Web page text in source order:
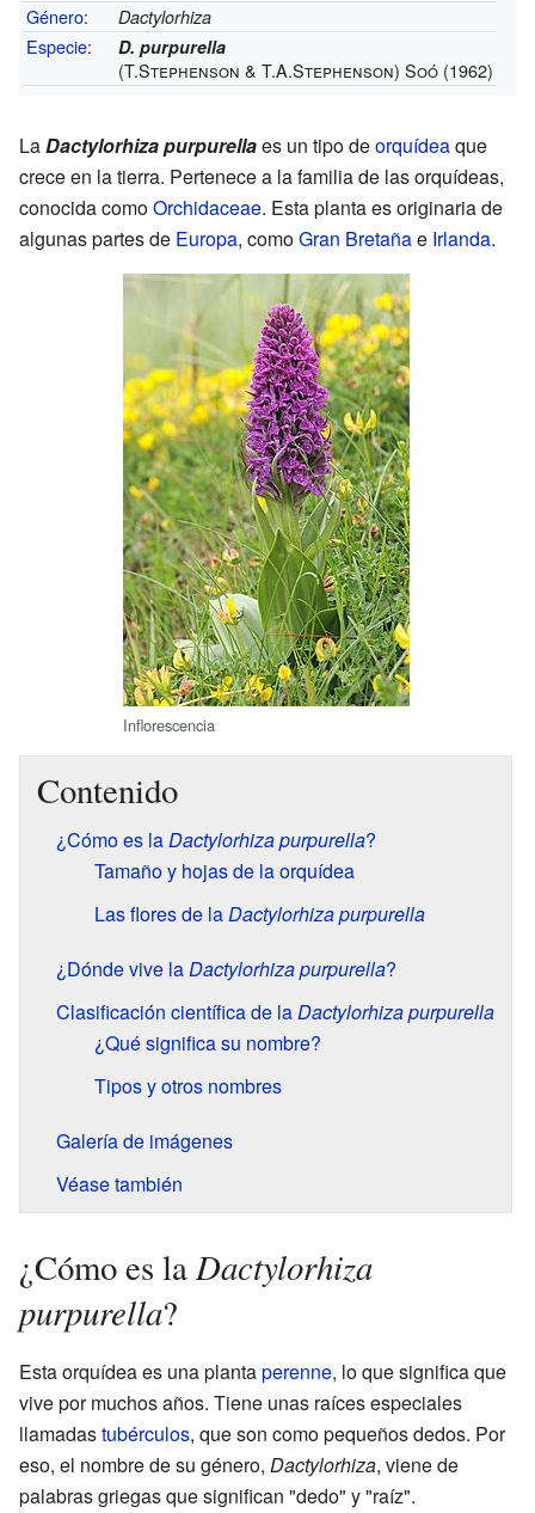
Género: Dactylorhiza
Especie: D. purpurella
(T.Stephenson & T.A.Stephenson) Soó (1962)
LaDactylorhiza purpurellaes un tipo deorquídeaque
crece en la tierra. Pertenece a la familia de las orquídeas,
conocida comoOrchidaceae. Esta planta es originaria de
algunas partes de Europa, comoGran Bretañae Irlanda.
Inflorescencia
Contenido
¿Cómo es laDactylorhiza purpurella?
Tamaño y hojas de la orquídea
Las flores de laDactylorhiza purpurella
¿Dónde vive laDactylorhiza purpurella?
Clasificación científica de laDactylorhiza purpurella
¿Qué significa su nombre?
Tipos y otros nombres
Galería de imágenes
Véase también
¿Cómo es laDactylorhiza
purpurella?
Esta orquídea es una plantaperenne, lo que significa que
vive por muchos años. Tiene unas raíces especiales
llamadastubérculos, que son como pequeños dedos. Por
eso, el nombre de su género, Dactylorhiza, viene de
palabras griegas que significan "dedo" y "raíz".